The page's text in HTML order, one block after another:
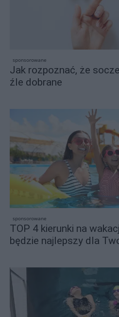
sponsorowane
Jak rozpoznać, że
źle dobrane
sponsorowane
TOP 4 kierunki na
będzie najlepszy dla